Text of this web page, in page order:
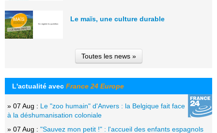
Le maïs, une culture durable
Toutes les news »
L'actualité avec France 24 Europe
» 07 Aug : Le "zoo humain" d'Anvers : la Belgique fait face
à la déshumanisation coloniale
» 07 Aug : "Sauvez mon petit !" : l'accueil des enfants espagnols